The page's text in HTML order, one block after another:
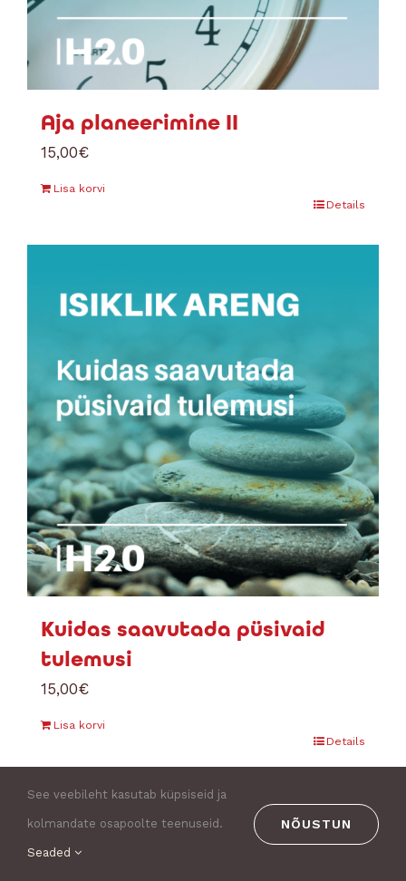
Aja planeerimine II
15,00€
Lisa korvi
Details
Kuidas saavutada püsivaid
tulemusi
15,00€
Lisa korvi
Details
1 2
See veebileht kasutab küpsiseid ja
kolmandate osapoolte teenuseid.
Seaded
NÕUSTUN